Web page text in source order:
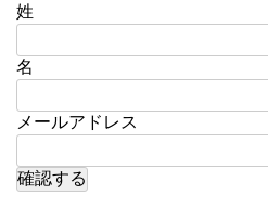
姓
名
メールアドレス